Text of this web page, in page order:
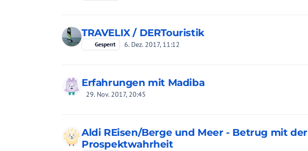
TRAVELIX / DERTouristik
Gesperrt 6. Dez. 2017, 11:12
Erfahrungen mit Madiba
29. Nov. 2017, 20:45
Aldi REisen/Berge und Meer - Betrug mit der
Prospektwahrheit